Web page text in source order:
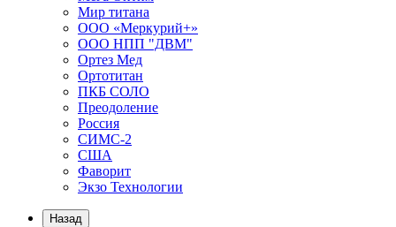
Мир титана
ООО «Меркурий+»
ООО НПП "ДВМ"
Ортез Мед
Ортотитан
ПКБ СОЛО
Преодоление
Россия
СИМС-2
США
Фаворит
Экзо Технологии
Назад